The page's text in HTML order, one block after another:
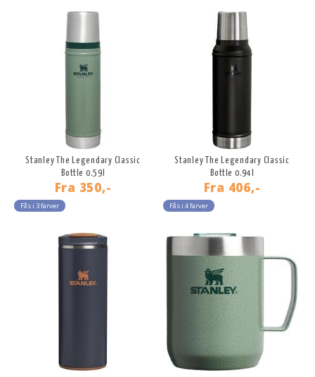
Stanley The Legendary Classic
Bottle 0.59l
Fra 350,-
Fås i 3 farver
Stanley The Legendary Classic
Bottle 0.94l
Fra 406,-
Fås i 4 farver